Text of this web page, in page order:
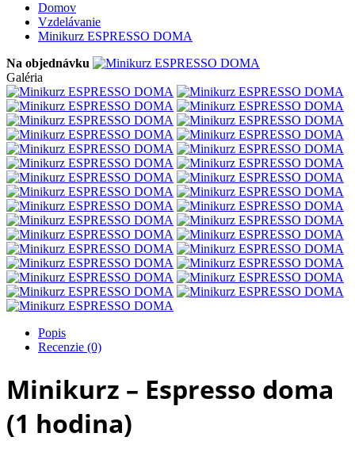
Domov
Vzdelávanie
Minikurz ESPRESSO DOMA
Na objednávku
Galéria
Popis
Recenzie (0)
Minikurz – Espresso doma
(1 hodina)